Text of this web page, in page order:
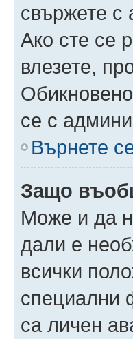
свържете с
Ако сте се
влезете,
се с
Върнете
Защо
Може и да
дали е
всички
специални
са личен